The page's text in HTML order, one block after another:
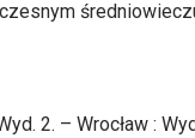
2. – Wrocław :